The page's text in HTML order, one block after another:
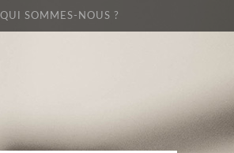
QUI SOMMES-NOUS ?